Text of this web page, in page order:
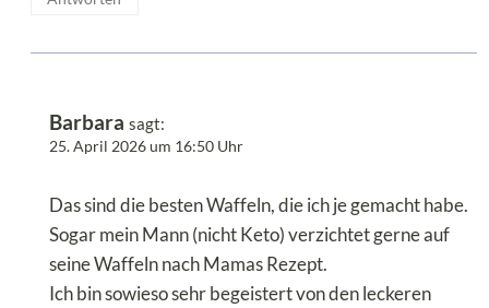
Barbara sagt:
25. April 2026 um 16:50 Uhr
Das sind die besten Waffeln, die ich je gemacht habe.
Sogar mein Mann (nicht Keto) verzichtet gerne auf
seine Waffeln nach Mamas Rezept.
Ich bin sowieso sehr begeistert von den leckeren